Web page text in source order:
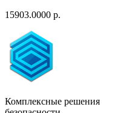
15903.0000 р.
Комплексные решения